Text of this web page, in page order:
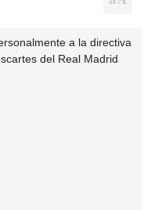
a la directiva
del Real Madrid